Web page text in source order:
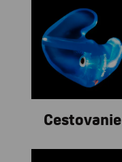
Cestovanie